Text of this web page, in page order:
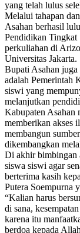
yang telah lulus
Melalui tahapan
Asahan berhasil
Pendidikan Tingkat
perkuliahan di
Universitas Jakarta.
Bupati Asahan juga
adalah Pemerintah
siswi yang
melanjutkan
Kabupaten Asahan
memberikan akses
membangun
dikembangkan
Di akhir bimbingan
siswa siswi agar
berterima kasih
Putera Soempurna
“Kalian harus
di sana,
karena itu
berdoa kepada